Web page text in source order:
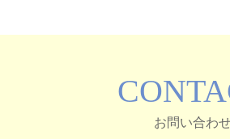
お問い合わ